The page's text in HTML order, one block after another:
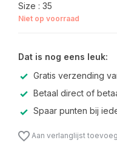
Size : 35
Niet op voorraad
Dat is nog eens leuk:
Gratis verzending
Betaal direct of
Spaar punten bij
Aan verlanglijst